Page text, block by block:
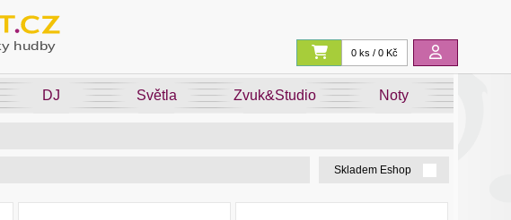
0 ks / 0 Kč
DJ Světla Zvuk&Studio Noty
Skladem Eshop